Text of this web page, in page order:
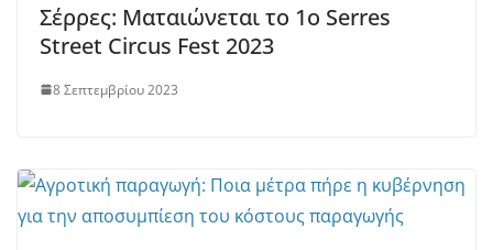
Σέρρες: Ματαιώνεται το 1ο Serres
Street Circus Fest 2023
8 Σεπτεμβρίου 2023